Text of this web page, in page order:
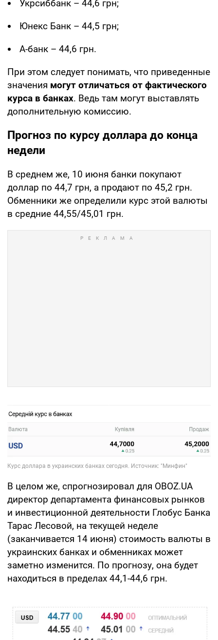
Укрсиббанк – 44,6 грн;
Юнекс Банк – 44,5 грн;
А-банк – 44,6 грн.
При этом следует понимать, что приведенные
значения могут отличаться от фактического
курса в банках. Ведь там могут выставлять
дополнительную комиссию.
Прогноз по курсу доллара до конца
недели
В среднем же, 10 июня банки покупают
доллар по 44,7 грн, а продают по 45,2 грн.
Обменники же определили курс этой валюты
в средние 44,55/45,01 грн.
В целом же, спрогнозировал для OBOZ.UA
директор департамента финансовых рынков
и инвестиционной деятельности Глобус Банка
Тарас Лесовой, на текущей неделе
(заканчивается 14 июня) стоимость валюты в
украинских банках и обменниках может
заметно изменится. По прогнозу, она будет
находиться в пределах 44,1-44,6 грн.